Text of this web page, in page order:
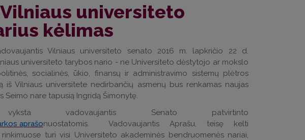
universiteto
kėlimas
Vilniaus universiteto senato 2016 m. lapkričio 22 d.
universiteto tarybos nario - ne Universiteto dėstytojo ar mokslo
socialinės, ūkio, finansų ir administravimo sistemų plėtros
iš Vilniaus universitete nedirbančių asmenų bus renkamas naujas
nare tapusią Ingridą Šimonytę.
vadovaujantis Senato patvirtinto
aprašonuostatomis. Vadovaujantis Aprašu, teisę kelti
turi visi Universiteto akademinės bendruomenės nariai,